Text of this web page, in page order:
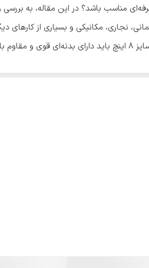
نجاری، مکانیکی و بسیاری از
توجه در انتخاب انبر دست سایز 8 اینچ می‌پردازیم. بدنه قوی و
دستگیره باید دارای پوششی ضد لغزش